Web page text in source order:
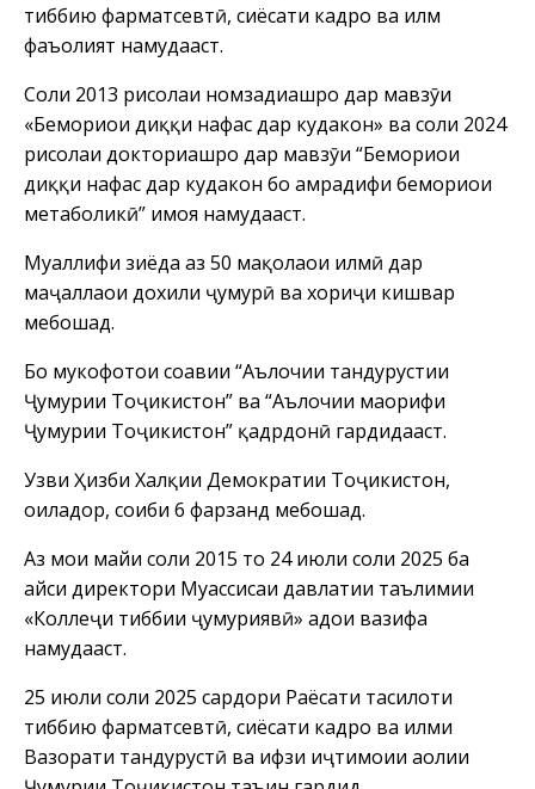
тиббию фарматсевтӣ, сиёсати кадрҳо ва илм
фаъолият намудааст.
Соли 2013 рисолаи номзадиашро дар мавзӯи
«Бемориҳои диққи нафас дар кудакон» ва соли 2024
рисолаи докториашро дар мавзӯи “Бемориҳои
диққи нафас дар кудакон бо ҳамрадифи бемориҳои
метаболикӣ” ҳимоя намудааст.
Муаллифи зиёда аз 50 мақолаҳои илмӣ дар
маҷаллаҳои дохили ҷумҳурӣ ва хориҷи кишвар
мебошад.
Бо мукофотҳои соҳавии “Аълочии тандурустии
Ҷумҳурии Тоҷикистон” ва “Аълочии маорифи
Ҷумҳурии Тоҷикистон” қадрдонӣ гардидааст.
Узви Ҳизби Халқии Демократии Тоҷикистон,
оиладор, соҳиби 6 фарзанд мебошад.
Аз моҳи майи соли 2015 то 24 июли соли 2025 ба
ҳайси директори Муассисаи давлатии таълимии
«Коллеҷи тиббии ҷумҳуриявӣ» адои вазифа
намудааст.
25 июли соли 2025 сардори Раёсати таҳсилоти
тиббию фарматсевтӣ, сиёсати кадрҳо ва илми
Вазорати тандурустӣ ва ҳифзи иҷтимоии аҳолии